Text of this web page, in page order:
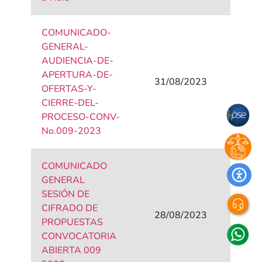
COMUNICADO-
GENERAL-
AUDIENCIA-DE-
APERTURA-DE-
OFERTAS-Y-
CIERRE-DEL-
PROCESO-CONV-
No.009-2023
31/08/2023
COMUNICADO
GENERAL
SESIÓN DE
CIFRADO DE
PROPUESTAS
CONVOCATORIA
ABIERTA 009
28/08/2023